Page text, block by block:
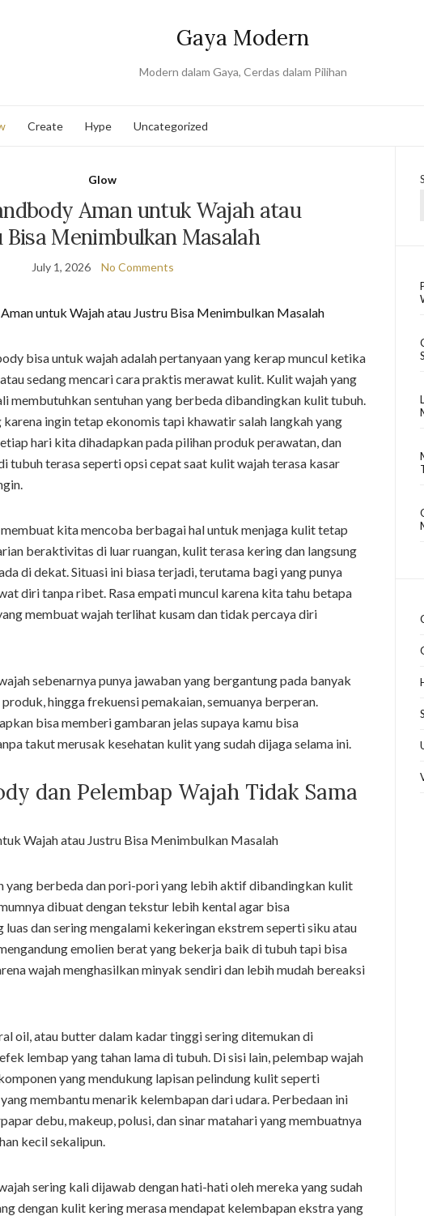
Gaya Modern
Modern dalam Gaya, Cerdas dalam Pilihan
Create Hype Uncategorized
Glow
Aman untuk Wajah atau
Bisa Menimbulkan Masalah
July 1, 2026 No Comments
bisa untuk wajah adalah pertanyaan yang kerap muncul ketika
sedang mencari cara praktis merawat kulit. Kulit wajah yang
membutuhkan sentuhan yang berbeda dibandingkan kulit tubuh.
ingin tetap ekonomis tapi khawatir salah langkah yang
hari kita dihadapkan pada pilihan produk perawatan, dan
tubuh terasa seperti opsi cepat saat kulit wajah terasa kasar
kita mencoba berbagai hal untuk menjaga kulit tetap
beraktivitas di luar ruangan, kulit terasa kering dan langsung
di dekat. Situasi ini biasa terjadi, terutama bagi yang punya
diri tanpa ribet. Rasa empati muncul karena kita tahu betapa
membuat wajah terlihat kusam dan tidak percaya diri
sebenarnya punya jawaban yang bergantung pada banyak
hingga frekuensi pemakaian, semuanya berperan.
bisa memberi gambaran jelas supaya kamu bisa
takut merusak kesehatan kulit yang sudah dijaga selama ini.
dan Pelembap Wajah Tidak Sama
yang berbeda dan pori-pori yang lebih aktif dibandingkan kulit
dibuat dengan tekstur lebih kental agar bisa
luas dan sering mengalami kekeringan ekstrem seperti siku atau
emolien berat yang bekerja baik di tubuh tapi bisa
wajah menghasilkan minyak sendiri dan lebih mudah bereaksi
oil, atau butter dalam kadar tinggi sering ditemukan di
lembap yang tahan lama di tubuh. Di sisi lain, pelembap wajah
yang mendukung lapisan pelindung kulit seperti
membantu menarik kelembapan dari udara. Perbedaan ini
debu, makeup, polusi, dan sinar matahari yang membuatnya
kecil sekalipun.
sering kali dijawab dengan hati-hati oleh mereka yang sudah
dengan kulit kering merasa mendapat kelembapan ekstra yang